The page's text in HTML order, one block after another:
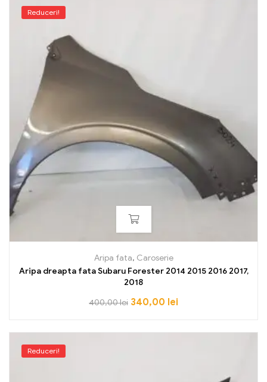
Reduceri!
Aripa fata, Caroserie
Aripa dreapta fata Subaru Forester 2014 2015 2016 2017,
2018
400,00lei 340,00 lei
Reduceri!